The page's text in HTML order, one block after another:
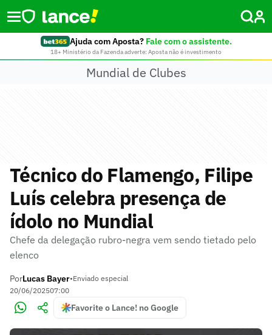
Ajuda com Aposta? Fale com o assistente.
18+ Ministério da Fazenda adverte: Aposta não é investimento
Mundial de Clubes
Técnico do Flamengo, Filipe
Luís celebra presença de
ídolo no Mundial
Chefe da delegação rubro-negra vem sendo tietado pelo
elenco
PorLucas Bayer•Enviado especial
20/06/202507:00
Favorite o Lance! no Google